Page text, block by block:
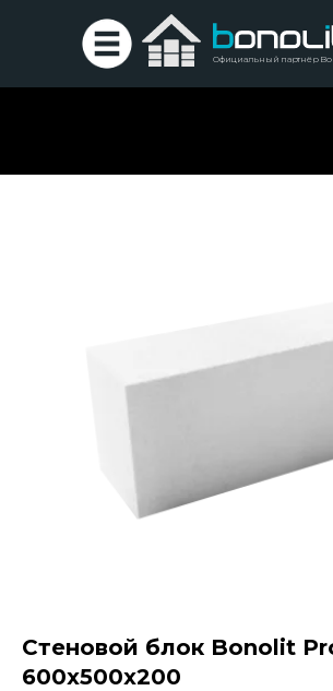
Официальный партнёр
Стеновой блок Bonolit
600x500x200